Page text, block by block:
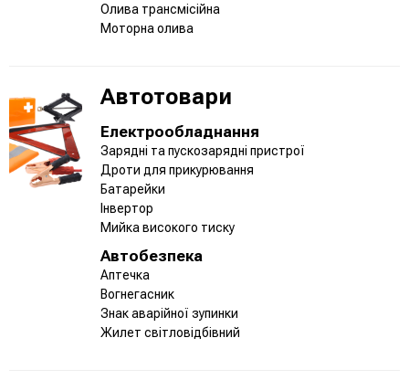
Олива трансмісійна
Моторна олива
Автотовари
Електрообладнання
Зарядні та пускозарядні пристрої
Дроти для прикурювання
Батарейки
Інвертор
Мийка високого тиску
Автобезпека
Аптечка
Вогнегасник
Знак аварійної зупинки
Жилет світловідбівний